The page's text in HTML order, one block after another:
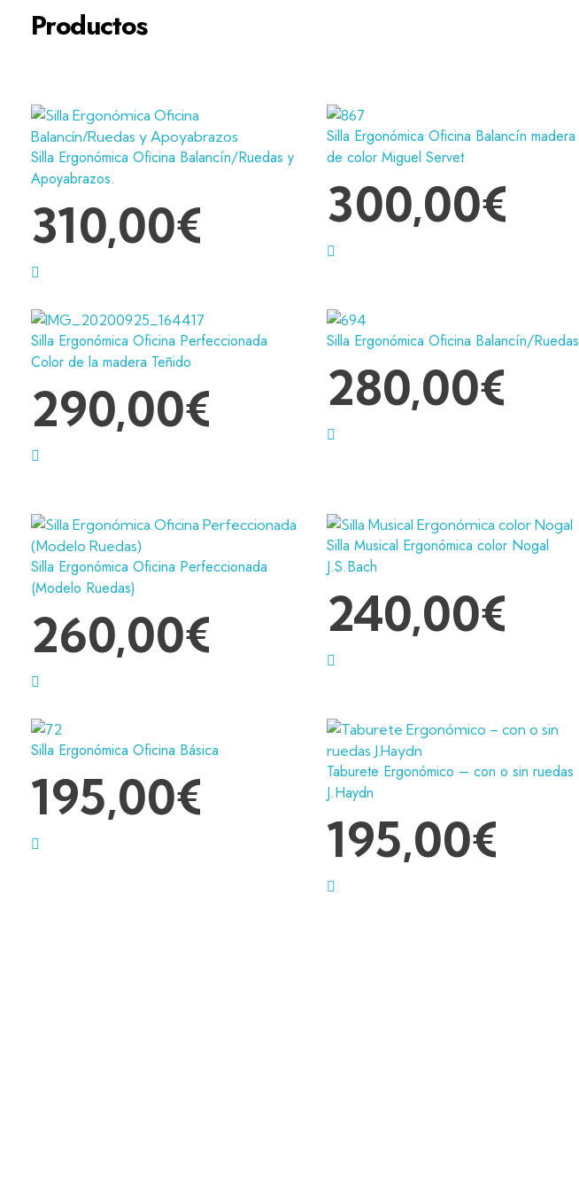
Productos
Silla Ergonómica Oficina Balancín/Ruedas y
Apoyabrazos.
310,00€
Silla Ergonómica Oficina Balancín madera
de color Miguel Servet
300,00€
Silla Ergonómica Oficina Perfeccionada
Color de la madera Teñido
290,00€
Silla Ergonómica Oficina Balancín/Ruedas
280,00€
Silla Ergonómica Oficina Perfeccionada
(Modelo Ruedas)
260,00€
Silla Musical Ergonómica color Nogal
J.S.Bach
240,00€
Silla Ergonómica Oficina Básica
195,00€
Taburete Ergonómico – con o sin ruedas
J.Haydn
195,00€